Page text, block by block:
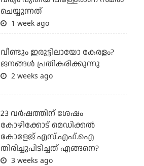
ചെയ്യുന്നത്
1 week ago
വീണ്ടും ഇരുട്ടിലായോ കേരളം?
ജനങ്ങൾ പ്രതികരിക്കുന്നു
2 weeks ago
23 വർഷത്തിന് ശേഷം
കോഴിക്കോട് മെഡിക്കൽ
കോളേജ് എസ്.എഫ്.ഐ
തിരിച്ചുപിടിച്ചത് എങ്ങനെ?
3 weeks ago